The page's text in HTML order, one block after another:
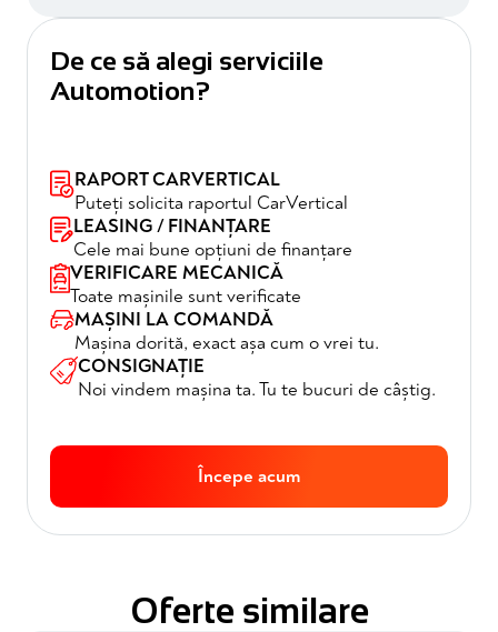
De ce să alegi serviciile
Automotion?
RAPORT CARVERTICAL
Puteți solicita raportul CarVertical
LEASING / FINANȚARE
Cele mai bune opțiuni de finanțare
VERIFICARE MECANICĂ
Toate mașinile sunt verificate
MAȘINI LA COMANDĂ
Mașina dorită, exact așa cum o vrei tu.
CONSIGNAȚIE
Noi vindem mașina ta. Tu te bucuri de câștig.
Începe acum
Oferte similare